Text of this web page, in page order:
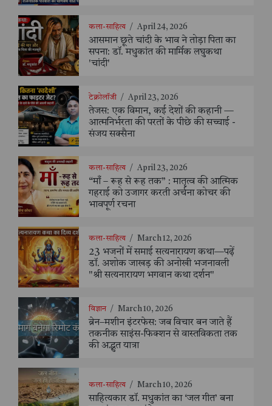
कला-साहित्य / April 24, 2026
आसमान छूते चांदी के भाव ने तोड़ा पिता का
सपना: डॉ. मधुकांत की मार्मिक लघुकथा
'चांदी'
टेक्नोलॉजी / April 23, 2026
तेजस: एक विमान, कई देशों की कहानी —
आत्मनिर्भरता की परतों के पीछे की सच्चाई -
संजय सक्सैना
कला-साहित्य / April 23, 2026
“माँ – रूह से रूह तक” : मातृत्व की आत्मिक
गहराई को उजागर करती अर्चना कोचर की
भावपूर्ण रचना
कला-साहित्य / March 12, 2026
23 भजनों में समाई सत्यनारायण कथा—पढ़ें
डॉ. अशोक जाखड़ की अनोखी भजनावली
"श्री सत्यनारायण भगवान कथा दर्शन"
विज्ञान / March 10, 2026
ब्रेन–मशीन इंटरफेस: जब विचार बन जाते हैं
तकनीक साइंस-फिक्शन से वास्तविकता तक
की अद्भुत यात्रा
कला-साहित्य / March 10, 2026
साहित्यकार डॉ. मधुकांत का ‘जल गीत’ बना